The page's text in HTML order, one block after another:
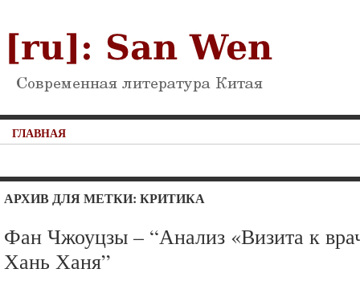
ГЛАВНАЯ
АРХИВ ДЛЯ МЕТКИ: КРИТИКА
Фан Чжоуцзы – “Анализ «Визита к
Хань Ханя”